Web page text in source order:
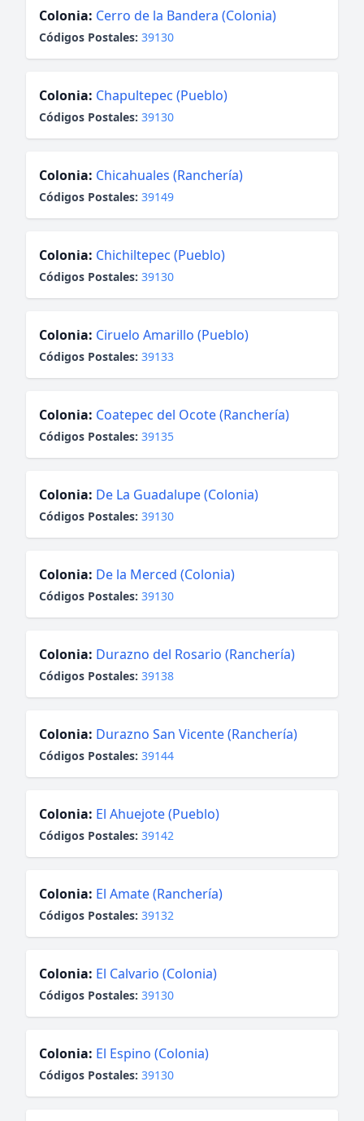
Colonia: Cerro de la Bandera (Colonia)
Códigos Postales: 39130
Colonia: Chapultepec (Pueblo)
Códigos Postales: 39130
Colonia: Chicahuales (Ranchería)
Códigos Postales: 39149
Colonia: Chichiltepec (Pueblo)
Códigos Postales: 39130
Colonia: Ciruelo Amarillo (Pueblo)
Códigos Postales: 39133
Colonia: Coatepec del Ocote (Ranchería)
Códigos Postales: 39135
Colonia: De La Guadalupe (Colonia)
Códigos Postales: 39130
Colonia: De la Merced (Colonia)
Códigos Postales: 39130
Colonia: Durazno del Rosario (Ranchería)
Códigos Postales: 39138
Colonia: Durazno San Vicente (Ranchería)
Códigos Postales: 39144
Colonia: El Ahuejote (Pueblo)
Códigos Postales: 39142
Colonia: El Amate (Ranchería)
Códigos Postales: 39132
Colonia: El Calvario (Colonia)
Códigos Postales: 39130
Colonia: El Espino (Colonia)
Códigos Postales: 39130